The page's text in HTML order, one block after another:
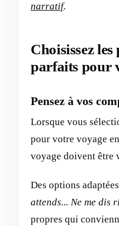
narratif.
Choisissez
parfaits pour
Pensez à vos
Lorsque vous
pour votre voyage
voyage doivent être
Des options
attends... Ne me dis
propres qui